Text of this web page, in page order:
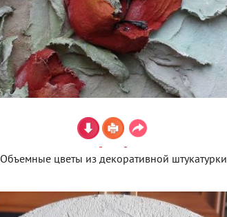
Объемные цветы из декоративной штукатурки